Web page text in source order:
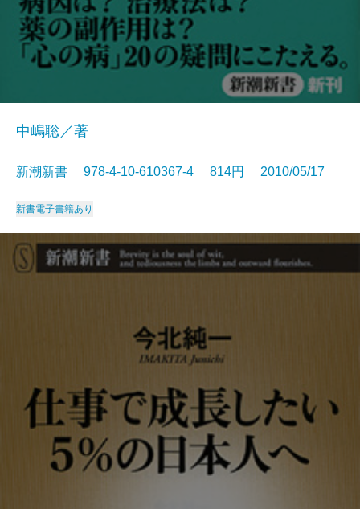
中嶋聡／著
新潮新書 978-4-10-610367-4 814円 2010/05/17
新書電子書籍あり